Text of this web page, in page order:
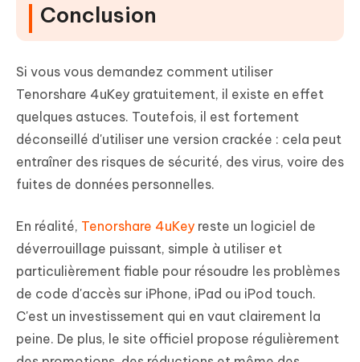
Conclusion
Si vous vous demandez comment utiliser
Tenorshare 4uKey gratuitement, il existe en effet
quelques astuces. Toutefois, il est fortement
déconseillé d'utiliser une version crackée : cela peut
entraîner des risques de sécurité, des virus, voire des
fuites de données personnelles.
En réalité, Tenorshare 4uKey reste un logiciel de
déverrouillage puissant, simple à utiliser et
particulièrement fiable pour résoudre les problèmes
de code d'accès sur iPhone, iPad ou iPod touch.
C'est un investissement qui en vaut clairement la
peine. De plus, le site officiel propose régulièrement